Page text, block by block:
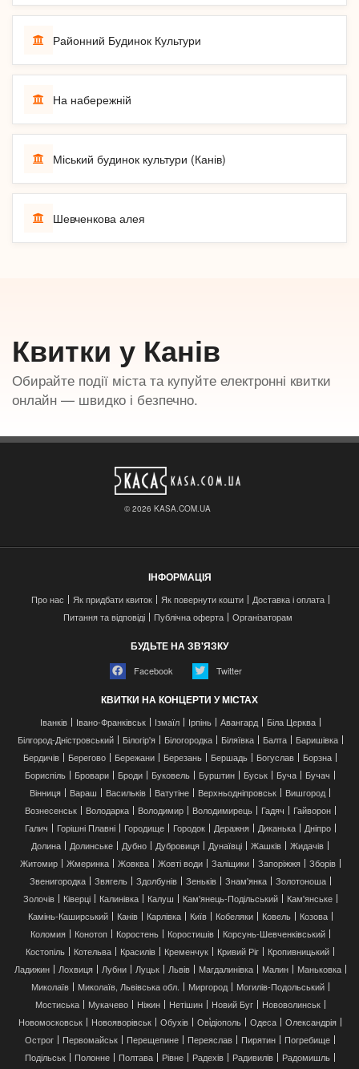
Районний Будинок Культури
На набережній
Міський будинок культури (Канів)
Шевченкова алея
Квитки у Канів
Обирайте події міста та купуйте електронні квитки
онлайн — швидко і безпечно.
© 2026 KASA.COM.UA
ІНФОРМАЦІЯ
Про нас Як придбати квиток Як повернути кошти
Доставка і оплата
Питання та відповіді
Публічна оферта Організаторам
БУДЬТЕ НА ЗВ'ЯЗКУ
Facebook Twitter
КВИТКИ НА КОНЦЕРТИ У МІСТАХ
Іванків Івано-Франківськ Ізмаїл Ірпінь Авангард
Біла Церква
Білгород-Дністровський
Білогір'я Білогородка Біляївка Балта
Баришівка
Бердичів
Берегово Бережани Березань Бершадь Богуслав
Борзна
Бориспіль
Бровари Броди Буковель Бурштин Буськ Буча
Бучач
Вінниця
Вараш Васильків Ватутіне Верхньодніпровськ
Вишгород
Вознесенськ
Володарка Володимир Володимирець Гадяч
Гайворон
Галич
Горішні Плавні Городище Городок Деражня Диканька
Дніпро
Долина
Долинське Дубно Дубровиця Дунаївці Жашків
Жидачів
Житомир
Жмеринка Жовква Жовті води Заліщики Запоріжжя
Зборів
Звенигородка
Звягель Здолбунів Зеньків Знам'янка
Золотоноша
Золочів
Ківерці Калинівка Калуш Кам'янець-Подільський
Кам'янське
Камінь-Каширський
Канів Карлівка Київ Кобеляки Ковель
Козова
Коломия
Конотоп Коростень Коростишів
Корсунь-Шевченківський
Костопіль
Котельва Красилів Кременчук Кривий Ріг
Кропивницький
Ладижин
Лохвиця Лубни Луцьк Львів Магдалинівка Малин
Маньковка
Миколаїв
Миколаїв, Львівська обл. Миргород
Могилів-Подольський
Мостиська
Мукачево Ніжин Нетішин Новий Буг
Нововолинськ
Новомосковськ
Новояворівськ Обухів Ові́діополь Одеса
Олександрія
Острог
Первомайськ Перещепине Переяслав Пирятин
Погребище
Подільськ
Полонне Полтава Рівне Радехів Радивилів
Радомишль